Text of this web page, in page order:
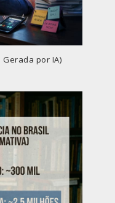
por IA)